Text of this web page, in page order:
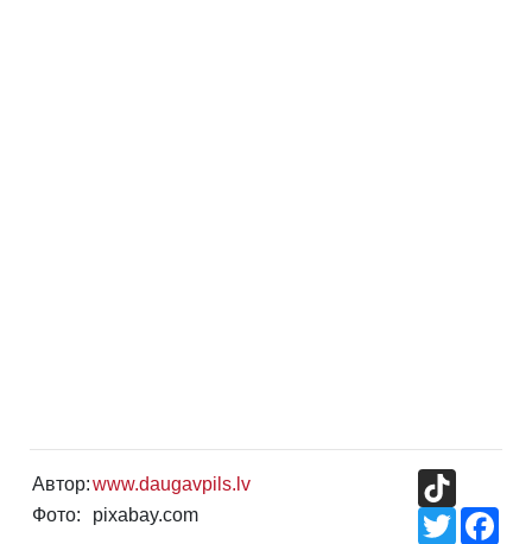
Автор:www.daugavpils.lv
Фото:
pixabay.com
Twitter